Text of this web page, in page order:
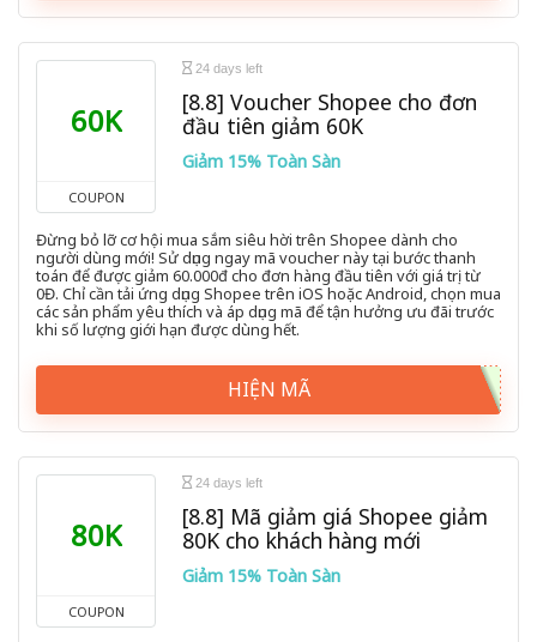
60K
COUPON
24 days left
[8.8] Voucher Shopee cho đơn
đầu tiên giảm 60K
Giảm 15% Toàn Sàn
Đừng bỏ lỡ cơ hội mua sắm siêu hời trên Shopee dành cho
người dùng mới! Sử dụng ngay mã voucher này tại bước thanh
toán để được giảm 60.000đ cho đơn hàng đầu tiên với giá trị từ
0Đ. Chỉ cần tải ứng dụng Shopee trên iOS hoặc Android, chọn mua
các sản phẩm yêu thích và áp dụng mã để tận hưởng ưu đãi trước
khi số lượng giới hạn được dùng hết.
HIỆN MÃ
80K
COUPON
24 days left
[8.8] Mã giảm giá Shopee giảm
80K cho khách hàng mới
Giảm 15% Toàn Sàn